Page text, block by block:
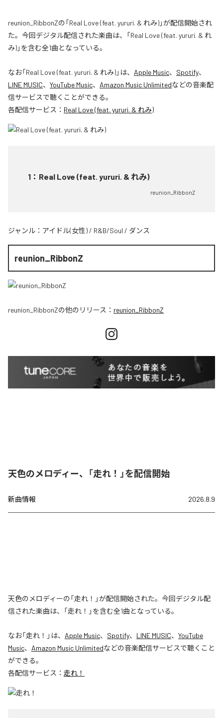
reunion_RibbonZの「Real Love (feat. yururi. & れみ)」が配信開始され
た。今回デジタル配信された楽曲は、「Real Love (feat. yururi. & れ
み)」を含む全1曲となっている。
なお「Real Love (feat. yururi. & れみ)」は、 Apple Music、 Spotify、
LINE MUSIC、 YouTube Music、 Amazon Music Unlimitedなどの音楽配
信サービスで聴くことができる。
各配信サービス： Real Love (feat. yururi. & れみ)
1 ： Real Love (feat. yururi. & れみ)
reunion_RibbonZ
ジャンル： アイドル(女性) / R&B/Soul / ダンス
reunion_RibbonZ
reunion_RibbonZの他のリリース： reunion_RibbonZ
天色のメロディー、「走れ！」を配信開始
新曲情報 2026.8.9
天色のメロディーの「走れ！」が配信開始された。今回デジタル配
信された楽曲は、「走れ！」を含む全1曲となっている。
なお「走れ！ 」は、 Apple Music、 Spotify、 LINE MUSIC、 YouTube
Music、 Amazon Music Unlimitedなどの音楽配信サービスで聴くこと
ができる。
各配信サービス： 走れ！